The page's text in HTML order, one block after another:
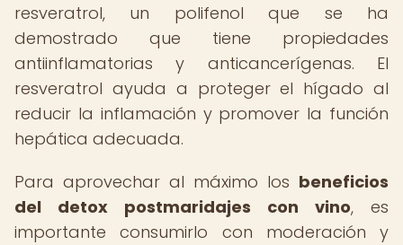
resveratrol, un polifenol que se ha
demostrado que tiene propiedades
antiinflamatorias y anticancerígenas. El
resveratrol ayuda a proteger el hígado al
reducir la inflamación y promover la función
hepática adecuada.
Para aprovechar al máximo los beneficios
del detox postmaridajes con vino, es
importante consumirlo con moderación y